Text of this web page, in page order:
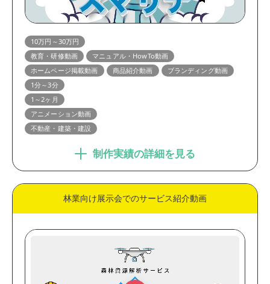
10万円～30万円
教育・研修動画
マニュアル・HowTo動画
ホームページ掲載動画
商品紹介動画
ブランディング動画
1分～3分
1～2ヶ月
アニメーション動画
不動産・建築・建設
制作実績の詳細を見る
林業向け展示会でのサービス紹介動画